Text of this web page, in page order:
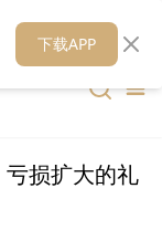
华媒体矩阵 财华智库
亏损扩大的礼
下载APP